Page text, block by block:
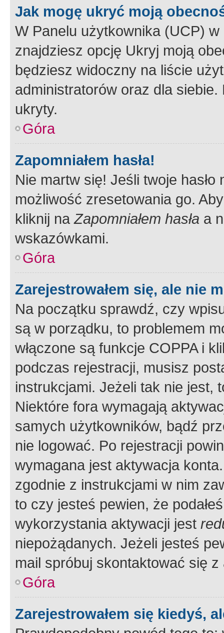
Jak mogę ukryć moją
W Panelu użytkownika (UCP) w
znajdziesz opcję Ukryj moją
będziesz widoczny na liście
administratorów oraz dla
ukryty.
Góra
Zapomniałem hasła!
Nie martw się! Jeśli twoje
możliwość zresetowania go.
kliknij naZapomniałem hasła a
wskazówkami.
Góra
Zarejestrowałem się, ale nie
Na początku sprawdź, czy
są w porządku, to problemem
włączone są funkcje COPPA i
podczas rejestracji, musisz
instrukcjami. Jeżeli tak nie jest,
Niektóre fora wymagają
samych użytkowników, bądź
nie logować. Po rejestracji
wymagana jest aktywacja
zgodnie z instrukcjami w nim
to czy jesteś pewien, że
wykorzystania aktywacji jest
niepożądanych. Jeżeli jesteś
mail spróbuj skontaktować się
Góra
Zarejestrowałem się kiedyś,